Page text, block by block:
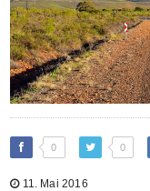
0 0
11. Mai 2016